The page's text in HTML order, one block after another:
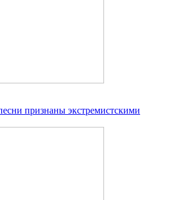
признаны экстремистскими